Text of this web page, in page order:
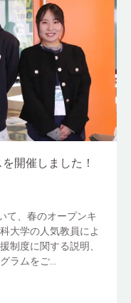
開催しました！
て、春のオープンキ
大学の人気教員によ
制度に関する説明、
ラムをご...